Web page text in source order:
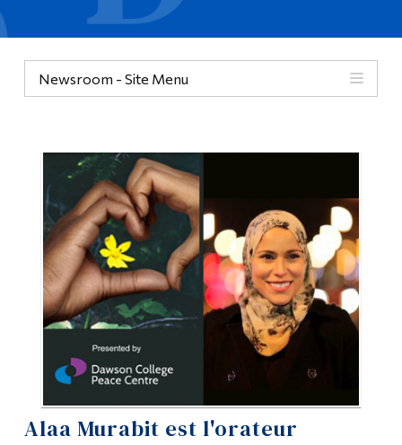
Newsroom - Site Menu
Alaa Murabit est l'orateur
Omnivox
Liens rapides
Outils
Liens
Menu principal
Programmes
Formation continue
Qui vous êtes